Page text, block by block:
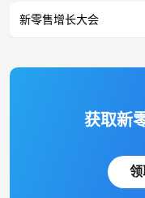
新零售增长大会
获取新
领